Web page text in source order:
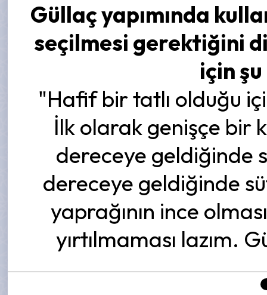
Güllaç yapımında
seçilmesi gerektiğini
için
"Hafif bir tatlı olduğu
İlk olarak genişçe bir
dereceye geldiğinde
dereceye geldiğinde
yaprağının ince
yırtılmaması lazım.